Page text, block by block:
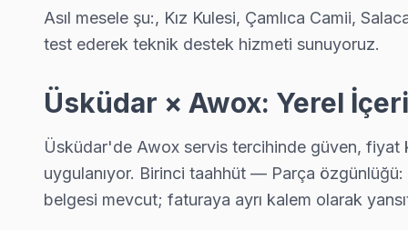
Üsküdar TV Servis Merkezi →
Kandilli mahallesi Awox TV servisinde şeffaf çalışıyoruz:
Kandilli Awox Açılmıyor Arıza →
Kısıklı Awox Servis
Awox TV Kısıklı adresinde firmware güncellemesi sonrası
Kısıklı Awox Açılmıyor Arıza →
Asıl mesele şu:, Kız Kulesi, Çamlıca Camii,
test ederek teknik destek hizmeti sunuyoruz.
Üsküdar × Awox: Yerel
Üsküdar'de Awox servis tercihinde güven, fiyat
uygulanıyor. Birinci taahhüt — Parça
belgesi mevcut; faturaya ayrı kalem olarak